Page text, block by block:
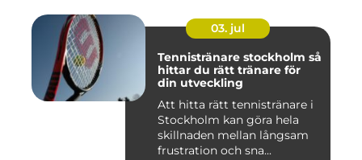
03. jul
Tennistränare stockholm så
hittar du rätt tränare för
din utveckling
Att hitta rätt tennistränare i
Stockholm kan göra hela
skillnaden mellan långsam
frustration och sna...